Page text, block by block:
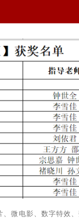
微电影、数字特效